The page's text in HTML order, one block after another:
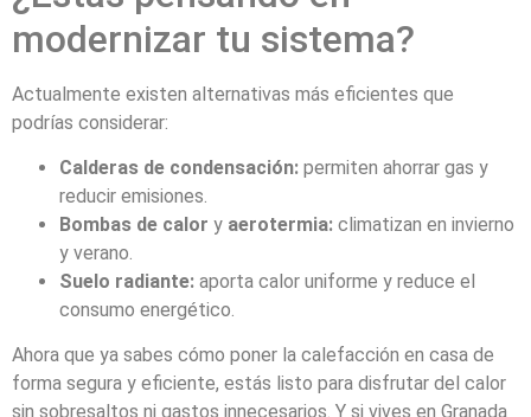
modernizar tu sistema?
Actualmente existen alternativas más eficientes que
podrías considerar:
Calderas de condensación: permiten ahorrar gas y
reducir emisiones.
Bombas de calor y aerotermia: climatizan en invierno
y verano.
Suelo radiante: aporta calor uniforme y reduce el
consumo energético.
Ahora que ya sabes cómo poner la calefacción en casa de
forma segura y eficiente, estás listo para disfrutar del calor
sin sobresaltos ni gastos innecesarios. Y si vives en Granada